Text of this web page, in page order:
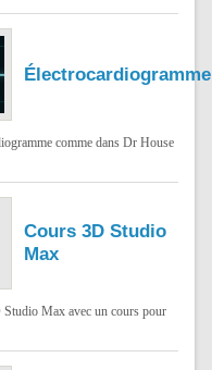
Électrocardiogramme
comme dans Dr House
Cours 3D Studio
Max
Max avec un cours pour